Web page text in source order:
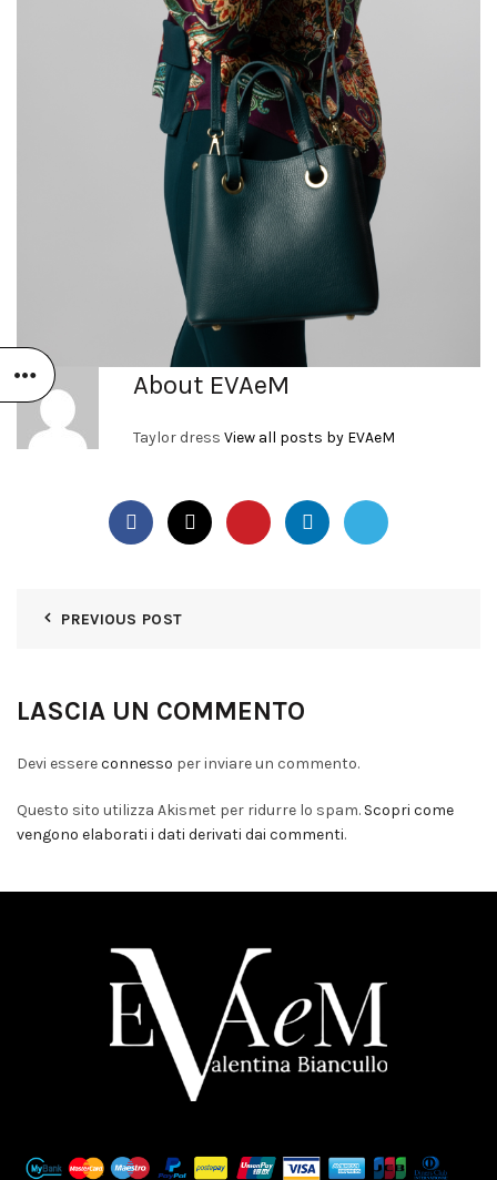
About EVAeM
Taylor dress View all posts by EVAeM
PREVIOUS POST
LASCIA UN COMMENTO
Devi essereconnesso per inviare un commento.
Questo sito utilizza Akismet per ridurre lo spam. Scopri come
vengono elaborati i dati derivati dai commenti.